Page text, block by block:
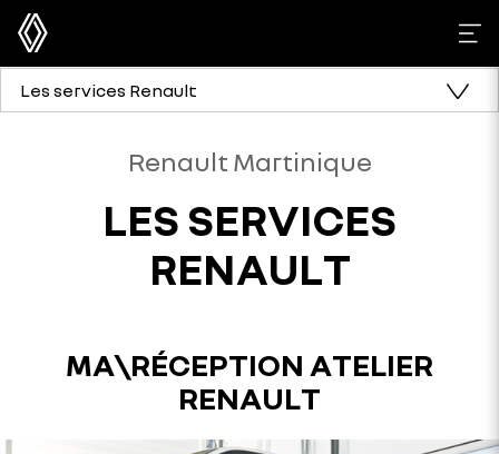
Les services Renault
Renault Martinique
LES SERVICES
RENAULT
MA\RÉCEPTION ATELIER
RENAULT